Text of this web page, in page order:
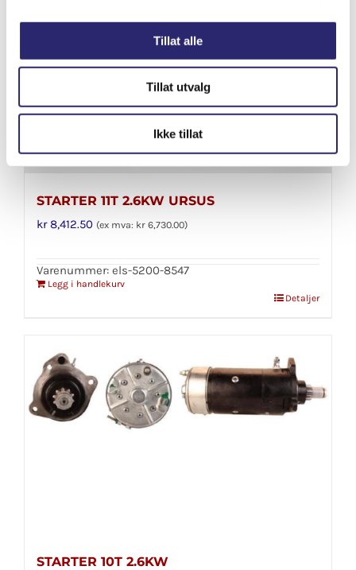
Tillat alle
Tillat utvalg
Ikke tillat
STARTER 11T 2.6KW URSUS
kr8,412.50 (ex mva: kr 6,730.00)
Varenummer: els-5200-8547
Legg i handlekurv
Detaljer
STARTER 10T 2.6KW